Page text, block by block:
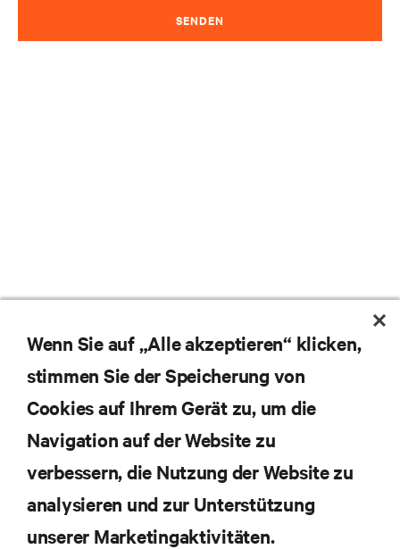
SENDEN
Wenn Sie auf „Alle akzeptieren“ klicken,
stimmen Sie der Speicherung von
Cookies auf Ihrem Gerät zu, um die
Navigation auf der Website zu
verbessern, die Nutzung der Website zu
analysieren und zur Unterstützung
unserer Marketingaktivitäten.